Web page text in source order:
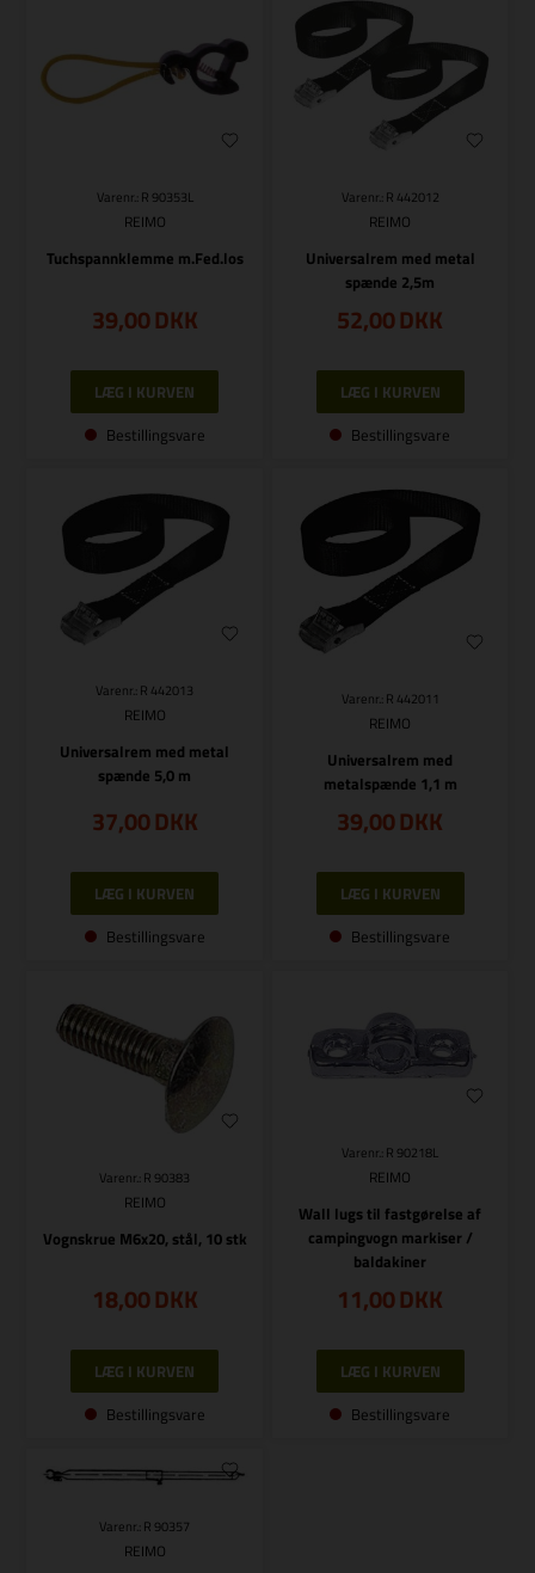
Varenr.: R 90353L
REIMO
Tuchspannklemme m.Fed.los
39,00DKK
Bestillingsvare
Varenr.: R 442012
REIMO
Universalrem med metal
spænde 2,5m
52,00DKK
Bestillingsvare
Varenr.: R 442013
REIMO
Universalrem med metal
spænde 5,0 m
37,00DKK
Bestillingsvare
Varenr.: R 442011
REIMO
Universalrem med
metalspænde 1,1 m
39,00DKK
Bestillingsvare
Varenr.: R 90383
REIMO
Vognskrue M6x20, stål, 10 stk
18,00DKK
Bestillingsvare
Varenr.: R 90218L
REIMO
Wall lugs til fastgørelse af
campingvogn markiser /
baldakiner
11,00DKK
Bestillingsvare
Varenr.: R 90357
REIMO